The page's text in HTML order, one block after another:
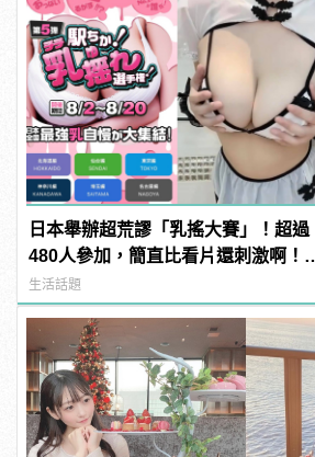
日本舉辦超荒謬「乳搖大賽」！超過
480人參加，簡直比看片還刺激啊！ |
manfashion這樣變型男
生活話題